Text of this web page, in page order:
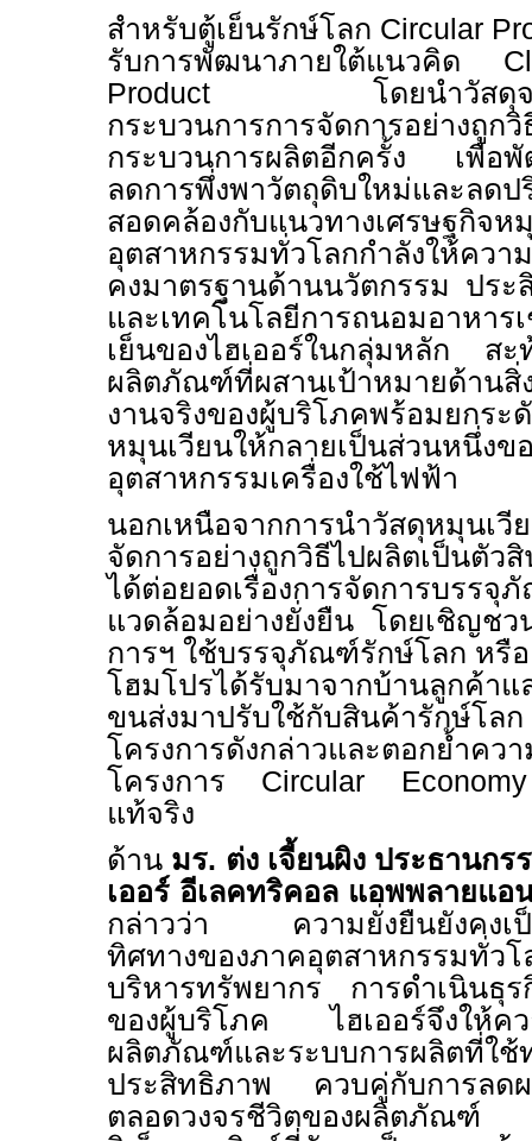
สำหรับตู้เย็นรักษ์โลก Circular
รับการพัฒนาภายใต้แนวคิด
Product โดยนำวัสดุ
กระบวนการการจัดการอย่าง
กระบวนการผลิตอีกครั้ง เพื่อ
ลดการพึ่งพาวัตถุดิบใหม่และลด
สอดคล้องกับแนวทางเศรษฐกิจห
อุตสาหกรรมทั่วโลกกำลังให้ค
คงมาตรฐานด้านนวัตกรรม ประ
และเทคโนโลยีการถนอมอาหา
เย็นของไฮเออร์ในกลุ่มหลัก ส
ผลิตภัณฑ์ที่ผสานเป้าหมายด้านสิ่
งานจริงของผู้บริโภคพร้อมยกระ
หมุนเวียนให้กลายเป็นส่วนหนึ่ง
อุตสาหกรรมเครื่องใช้ไฟฟ้า
นอกเหนือจากการนำวัสดุหมุนเวี
จัดการอย่างถูกวิธีไปผลิตเป็นตั
ได้ต่อยอดเรื่องการจัดการบรรจุ
แวดล้อมอย่างยั่งยืน โดยเชิญชว
การฯ ใช้บรรจุภัณฑ์รักษ์โลก หรื
โฮมโปรได้รับมาจากบ้านลูกค้าแ
ขนส่งมาปรับใช้กับสินค้ารัก
โครงการดังกล่าวและตอกย้ำคว
โครงการ Circular
แท้จริง
ด้าน มร. ต่ง เจี้ยนผิง ประธานก
เออร์ อีเลคทริคอล แอพพลายแอ
กล่าวว่า
ความยั่งยืนยังคง
ทิศทางของภาคอุตสาหกรรมทั่
บริหารทรัพยากร การดำเนินธุ
ของผู้บริโภค ไฮเออร์จึงให้ค
ผลิตภัณฑ์และระบบการผลิตที่ใช้
ประสิทธิภาพ ควบคู่กับการลดผ
ตลอดวงจรชีวิตของผลิตภัณฑ์